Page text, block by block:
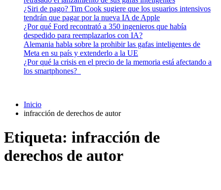
¿Siri de pago? Tim Cook sugiere que los usuarios intensivos
tendrán que pagar por la nueva IA de Apple
¿Por qué Ford recontrató a 350 ingenieros que había
despedido para reemplazarlos con IA?
Alemania habla sobre la prohibir las gafas inteligentes de
Meta en su país y extenderlo a la UE
¿Por qué la crisis en el precio de la memoria está afectando a
los smartphones?
Inicio
infracción de derechos de autor
Etiqueta: infracción de
derechos de autor